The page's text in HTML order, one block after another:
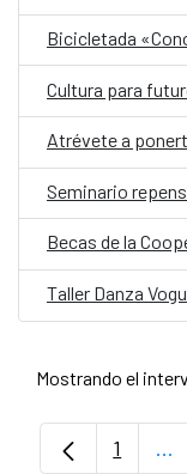
Bicicletada
Cultura para
Atrévete a
Seminario
Becas de la
Taller Danza
Mostrando el
Página
1 ...